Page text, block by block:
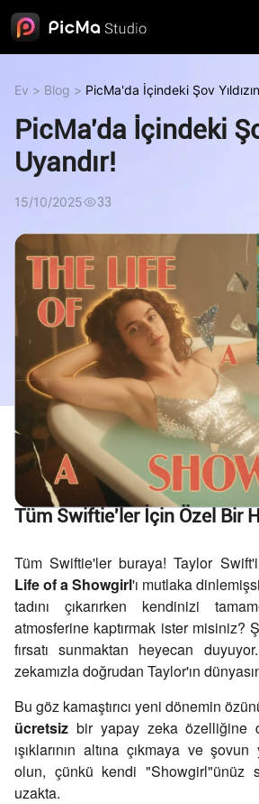
Ev > Blog > PicMa'da İçindeki Şov
PicMa'da İçindeki
Uyandır!
15/10/2025 33
Tüm Swiftie'ler İçin Özel Bir
Tüm Swiftie'ler buraya! Taylor
Life of a Showgirl'ı mutlaka
tadını çıkarırken kendinizi
atmosferine kaptırmak ister misiniz?
fırsatı sunmaktan heyecan
zekamızla doğrudan Taylor'ın
Bu göz kamaştırıcı yeni dönemin
ücretsiz bir yapay zeka özelliğine
ışıklarının altına çıkmaya ve şovun
olun, çünkü kendi "Showgirl"ünüz
uzakta.